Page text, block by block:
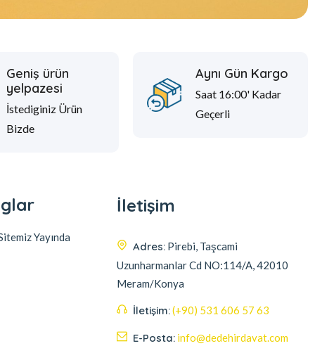
Geniş ürün
yelpazesi
İstediginiz Ürün
Bizde
Aynı Gün Kargo
Saat 16:00' Kadar
Geçerli
Yayında
İletişim
Adres: Pirebi, Taşcami
Uzunharmanlar Cd NO:114/A, 42010
Meram/Konya
İletişim:(+90) 531 606 57 63
E-Posta: info@dedehirdavat.com